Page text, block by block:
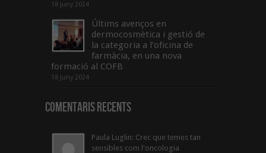
18 juny 2024
Últims avenços en
dermocosmètica i gestió de
la categoria a l’oficina de
farmàcia, en una nova
formació al COFB
18 juny 2024
Comentaris Recents
Paula Luglin: Crec que temes tan
sensibles com l'oncologia